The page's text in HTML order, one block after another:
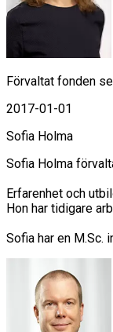
Förvaltat fonden
2017-01-01
Sofia Holma
Sofia Holma
Erfarenhet och
Hon har tidigare